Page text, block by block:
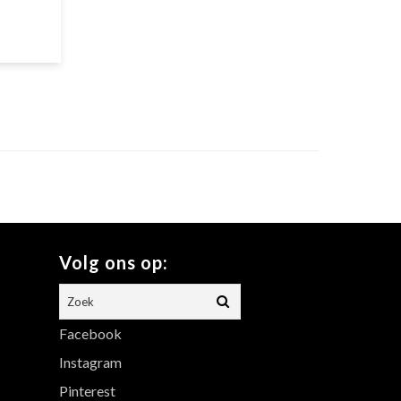
Volg ons op:
Facebook
Instagram
Pinterest